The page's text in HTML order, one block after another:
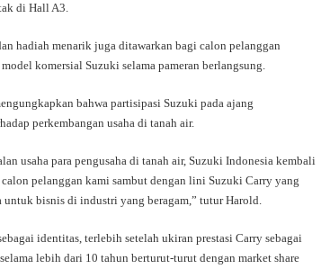
di Hall A3.
hadiah menarik juga ditawarkan bagi calon pelanggan
komersial Suzuki selama pameran berlangsung.
bahwa partisipasi Suzuki pada ajang
perkembangan usaha di tanah air.
usaha para pengusaha di tanah air, Suzuki Indonesia kembali
pelanggan kami sambut dengan lini Suzuki Carry yang
bisnis di industri yang beragam,” tutur Harold.
identitas, terlebih setelah ukiran prestasi Carry sebagai
lebih dari 10 tahun berturut-turut dengan market share